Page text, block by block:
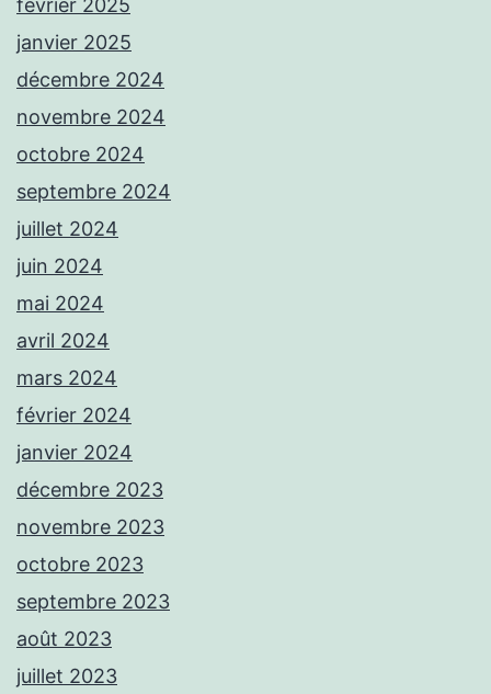
février 2025
janvier 2025
décembre 2024
novembre 2024
octobre 2024
septembre 2024
juillet 2024
juin 2024
mai 2024
avril 2024
mars 2024
février 2024
janvier 2024
décembre 2023
novembre 2023
octobre 2023
septembre 2023
août 2023
juillet 2023